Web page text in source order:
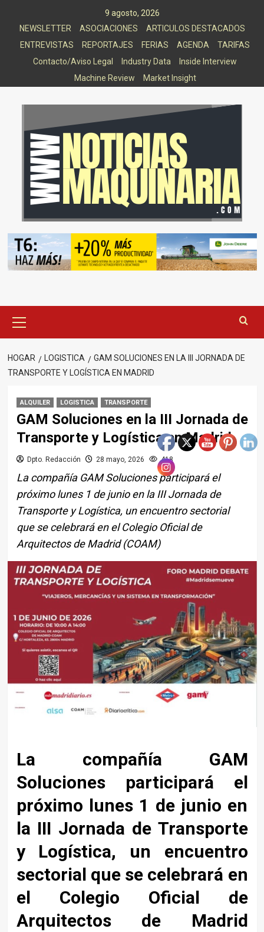
9 agosto, 2026
NEWSLETTER
ASOCIACIONES
ARTICULOS DESTACADOS
ENTREVISTAS
REPORTAJES FERIAS AGENDA
TARIFAS
Contacto/Aviso Legal
Industry Data
Inside Interview
Machine Review
Market Insight
principal
HOGAR LOGISTICA
GAM SOLUCIONES EN LA III JORNADA DE
TRANSPORTE Y LOGÍSTICA EN MADRID
ALQUILER LOGISTICA TRANSPORTE
GAM Soluciones en la III Jornada de
Transporte y Logística en Madrid
Dpto. Redacción 28 mayo, 2026 418
La compañía GAM Soluciones participará el
próximo lunes 1 de junio en la III Jornada de
Transporte y Logística, un encuentro sectorial
que se celebrará en el Colegio Oficial de
Arquitectos de Madrid (COAM)
La compañía GAM
Solucionesparticipará el
próximo lunes 1 de junio en
la III Jornada de Transporte
y Logística, un encuentro
sectorial que se celebrará en
el Colegio Oficial de
Arquitectos de Madrid